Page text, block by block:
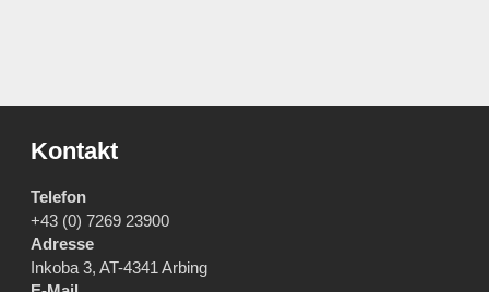
Kontakt
Telefon
+43 (0) 7269 23900
Adresse
Inkoba 3, AT-4341 Arbing